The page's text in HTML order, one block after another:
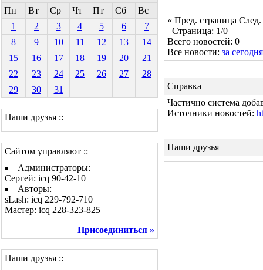
Пн
Вт Ср Чт Пт Сб
Вс
1
2 3 4 5 6
7
8
9 10 11 12 13
14
15
16 17 18 19 20
21
22
23 24 25 26 27
28
29
30 31
Наши друзья ::
Сайтом управляют ::
Администраторы:
Сергей: icq 90-42-10
Авторы:
sLash: icq 229-792-710
Мастер: icq 228-323-825
Присоединиться »
Наши друзья ::
« Пред. страница След.
Страница: 1/0
Всего новостей: 0
Все новости: за сегодня
Справка
Частично система
Источники новостей:
Наши друзья